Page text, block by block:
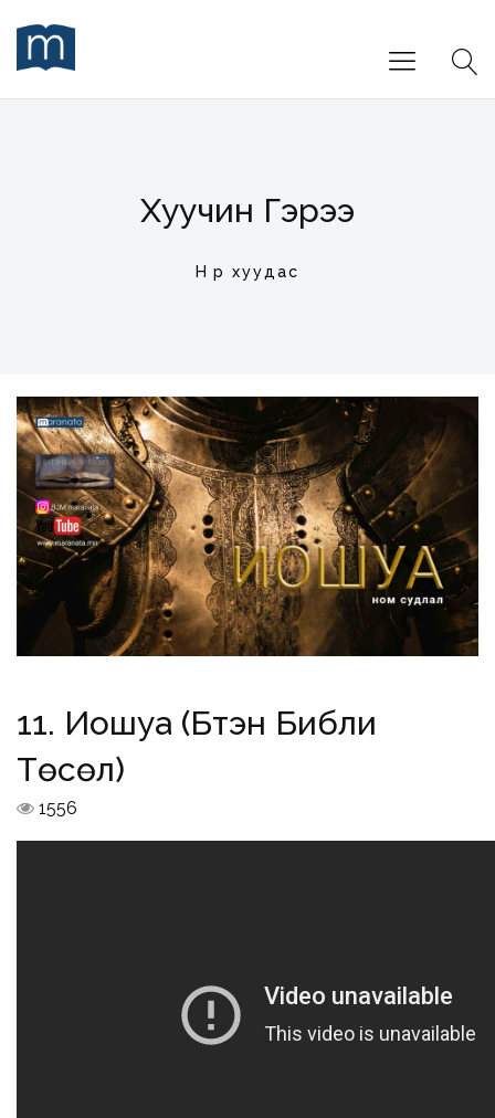
Хуучин Гэрээ
Нүүр хуудас
11. Иошуа (Бүтэн Библи
Төсөл)
1556